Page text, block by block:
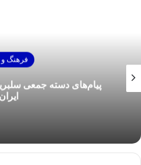
فرهنگ و
پیام‌های دسته جمعی
ایران